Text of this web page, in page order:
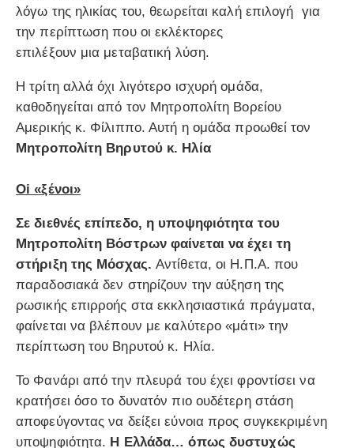
λόγω της ηλικίας του, θεωρείται καλή επιλογή για
την περίπτωση που οι εκλέκτορες
επιλέξουν μια μεταβατική λύση.
Η τρίτη αλλά όχι λιγότερο ισχυρή ομάδα,
καθοδηγείται από τον Μητροπολίτη Βορείου
Αμερικής κ. Φίλιππο. Αυτή η ομάδα προωθεί τον
Μητροπολίτη Βηρυτού κ. Ηλία
Oi «ξένοι»
Σε διεθνές επίπεδο, η υποψηφιότητα του
Μητροπολίτη Βόστρων φαίνεται να έχει τη
στήριξη της Μόσχας.Αντίθετα, οι Η.Π.Α. που
παραδοσιακά δεν στηρίζουν την αύξηση της
ρωσικής επιρροής στα εκκλησιαστικά πράγματα,
φαίνεται να βλέπουν με καλύτερο «μάτι» την
περίπτωση του Βηρυτού κ. Ηλία.
Το Φανάρι από την πλευρά του έχει φροντίσει να
κρατήσει όσο το δυνατόν πιο ουδέτερη στάση
αποφεύγοντας να δείξει εύνοια προς συγκεκριμένη
υποψηφιότητα. Η Ελλάδα… όπως δυστυχώς